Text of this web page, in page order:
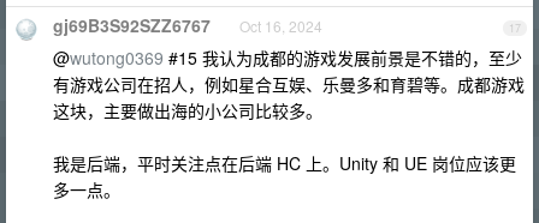
17
gj69B3S92SZZ6767 Oct 16, 2024
@wutong0369 #15 我认为成都的游戏发展前景是不错的，至少
有游戏公司在招人，例如星合互娱、乐曼多和育碧等。成都游戏
这块，主要做出海的小公司比较多。
我是后端，平时关注点在后端 HC 上。Unity 和 UE 岗位应该更
多一点。